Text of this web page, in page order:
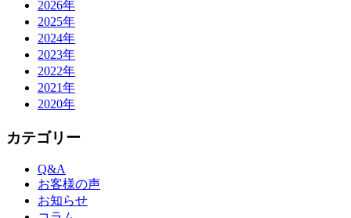
2026年
2025年
2024年
2023年
2022年
2021年
2020年
カテゴリー
Q&A
お客様の声
お知らせ